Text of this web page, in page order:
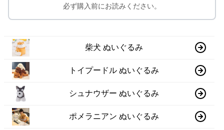
必ず購入前にお読みください。
柴犬 ぬいぐるみ
トイプードル ぬいぐるみ
シュナウザー ぬいぐるみ
ポメラニアン ぬいぐるみ